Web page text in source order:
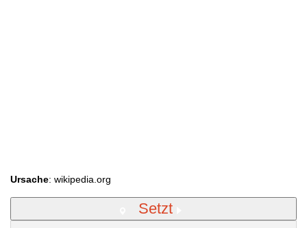
Ursache: wikipedia.org
Setzt